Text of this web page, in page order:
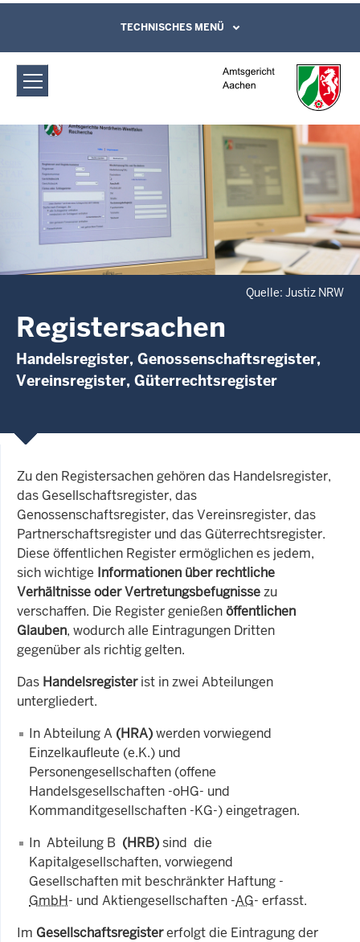
Amtsgericht Aachen: Registersachen
Direkt zum Inhalt
Leichte Sprache, Gebärdensprachenvideo
und Kontaktformular
TECHNISCHES MENÜ
Quelle: Justiz NRW
Registersachen
Handelsregister, Genossenschaftsregister,
Vereinsregister, Güterrechtsregister
Zu den Registersachen gehören das Handelsregister,
das Gesellschaftsregister, das
Genossenschaftsregister, das Vereinsregister, das
Partnerschaftsregister und das Güterrechtsregister.
Diese öffentlichen Register ermöglichen es jedem,
sich wichtige Informationen über rechtliche
Verhältnisse oder Vertretungsbefugnissezu
verschaffen. Die Register genießenöffentlichen
Glauben, wodurch alle Eintragungen Dritten
gegenüber als richtig gelten.
Das Handelsregisterist in zwei Abteilungen
untergliedert.
In Abteilung A (HRA)werden vorwiegend
Einzelkaufleute (e.K.) und
Personengesellschaften (offene
Handelsgesellschaften -oHG- und
Kommanditgesellschaften -KG-) eingetragen.
In Abteilung B (HRB)sind die
Kapitalgesellschaften, vorwiegend
Gesellschaften mit beschränkter Haftung -
GmbH- und Aktiengesellschaften -AG- erfasst.
Im Gesellschaftsregistererfolgt die Eintragung der